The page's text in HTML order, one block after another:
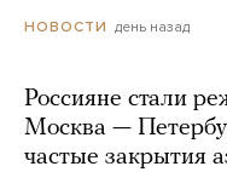
НОВОСТИ день назад
Россияне стали
Москва —
частые закрытия